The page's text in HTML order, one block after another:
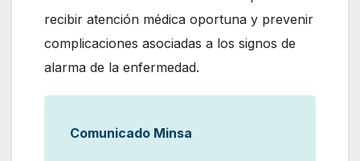
recibir atención médica oportuna y prevenir
complicaciones asociadas a los signos de
alarma de la enfermedad.
Comunicado Minsa